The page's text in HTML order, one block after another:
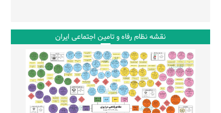
نقشه نظام رفاه و تامین اجتماعی ایران